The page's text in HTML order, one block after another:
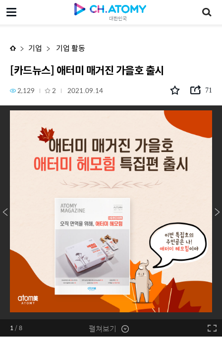
대한민국
[카드뉴스] 애터미 매거진 가을호 출시
기업 기업 활동
[카드뉴스] 애터미 매거진 가을호 출시
2,129 2 2021.09.14 71
1/8 펼쳐보기